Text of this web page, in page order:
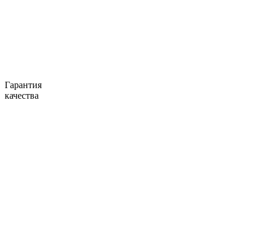
Гарантия
качества